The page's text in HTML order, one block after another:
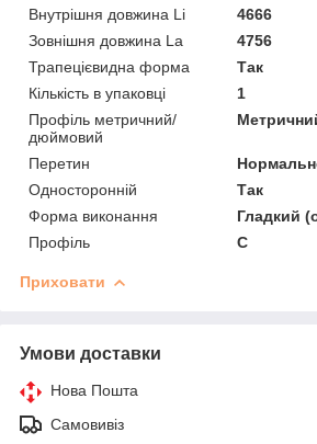
Внутрішня довжина Li
4666
Зовнішня довжина La
4756
Трапецієвидна форма
Так
Кількість в упаковці
1
Профіль метричний/
дюймовий
Перетин
Односторонній
Так
Форма виконання
Гладкий
Профіль
C
Приховати
Умови доставки
Нова Пошта
Самовивіз